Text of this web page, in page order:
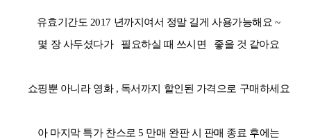
유효기간도 2017 년까지여서 정말 길게 사용가능해요 ~
몇 장 사두셨다가 필요하실 때 쓰시면 좋을 것 같아요
쇼핑뿐 아니라 영화 , 독서까지 할인된 가격으로 구매하세요
아 마지막 특가 찬스로 5 만매 완판 시 판매 종료 후에는